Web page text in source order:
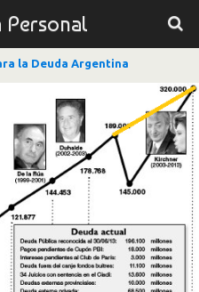
Personal
la Deuda Argentina